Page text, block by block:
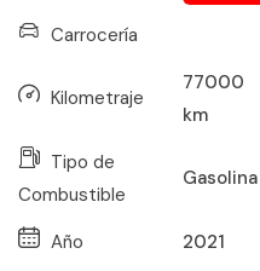
Carrocería
Kilometraje
77000
km
Tipo de
Combustible
Gasolina
Año
2021